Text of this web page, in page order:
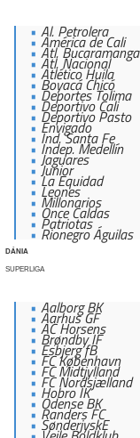
Al. Petrolera
América de Cali
Atl. Bucaramanga
Atl. Nacional
Atlético Huila
Boyacá Chicó
Deportes Tolima
Deportivo Cali
Deportivo Pasto
Envigado
Ind. Santa Fe
Indep. Medellín
Jaguares
Junior
La Equidad
Leones
Millonarios
Once Caldas
Patriotas
Rionegro Águilas
DÁNIA
SUPERLIGA
Aalborg BK
Aarhus GF
AC Horsens
Brøndby IF
Esbjerg fB
FC København
FC Midtjylland
FC Nordsjælland
Hobro IK
Odense BK
Randers FC
SønderjyskE